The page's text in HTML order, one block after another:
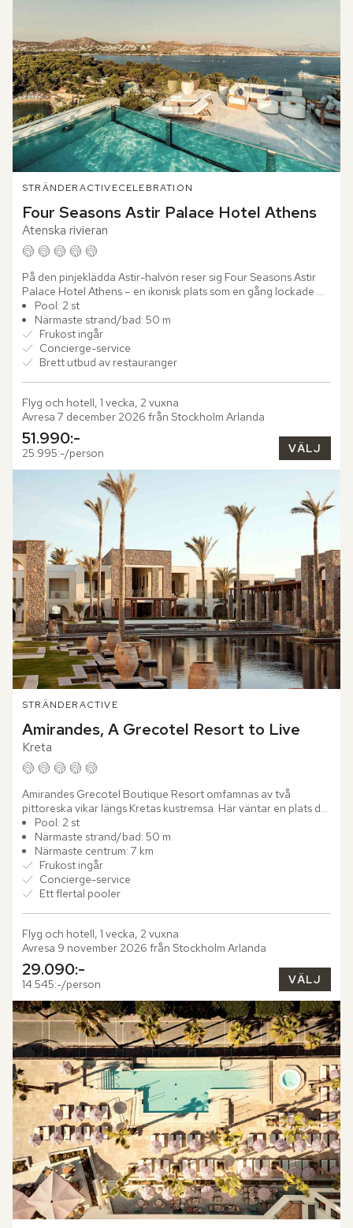
STRÄNDERACTIVECELEBRATION
Four Seasons Astir Palace Hotel Athens
Atenska rivieran
På den pinjeklädda Astir-halvön reser sig Four Seasons Astir
Palace Hotel Athens – en ikonisk plats som en gång lockade
legendarer som Aristoteles Onassis och Frank Sinatra. Här...
Pool: 2 st
Närmaste strand/bad: 50 m
Frukost ingår
Concierge-service
Brett utbud av restauranger
Flyg och hotell, 1 vecka, 2 vuxna
Avresa 7 december 2026 från Stockholm Arlanda
51.990:-
25.995:-/person VÄLJ
STRÄNDERACTIVE
Amirandes, A Grecotel Resort to Live
Kreta
Amirandes Grecotel Boutique Resort omfamnas av två
pittoreska vikar längs Kretas kustremsa. Här väntar en plats där
stilfull design och havets skönhet går hand i hand.
Bo i...
Pool: 2 st
Närmaste strand/bad: 50 m
Närmaste centrum: 7 km
Frukost ingår
Concierge-service
Ett flertal pooler
Flyg och hotell, 1 vecka, 2 vuxna
Avresa 9 november 2026 från Stockholm Arlanda
29.090:-
14.545:-/person VÄLJ